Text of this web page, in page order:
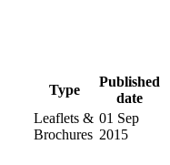
Type
Published
date
Leaflets &
Brochures
01 Sep
2015